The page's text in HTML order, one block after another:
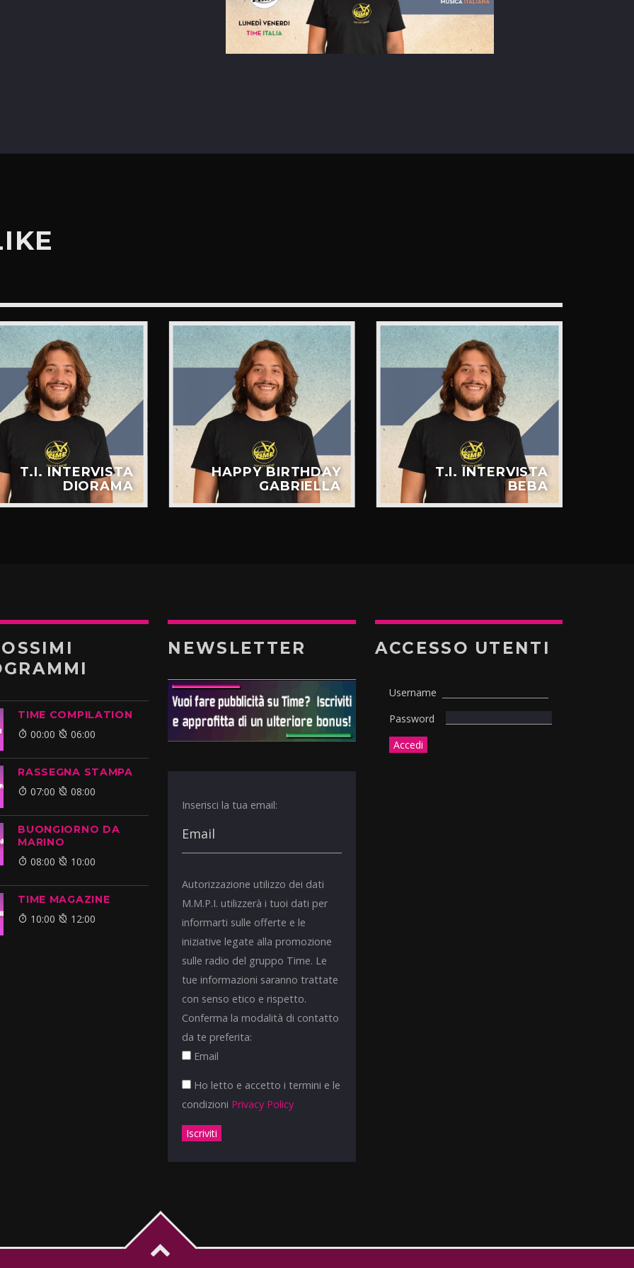
T.I. INTERVISTA
DIORAMA
HAPPY BIRTHDAY
GABRIELLA
T.I. INTERVISTA
BEBA
TIME COMPILATION
00:00 06:00
RASSEGNA STAMPA
07:00 08:00
BUONGIORNO DA
MARINO
08:00 10:00
TIME MAGAZINE
10:00 12:00
NEWSLETTER
Inserisci la tua email:
Autorizzazione utilizzo dei dati
M.M.P.I. utilizzerà i tuoi dati per
informarti sulle offerte e le
iniziative legate alla promozione
sulle radio del gruppo Time. Le
tue informazioni saranno trattate
con senso etico e rispetto.
Conferma la modalità di contatto
da te preferita:
Email
Ho letto e accetto i termini e le
condizioni Privacy Policy
ACCESSO UTENTI
Username
Password